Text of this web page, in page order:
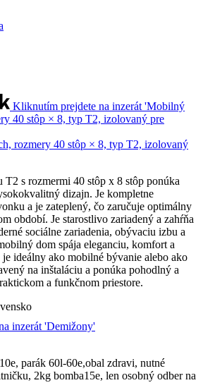
Kliknutím prejdete na inzerát 'Mobilný
40 stôp × 8, typ T2, izolovaný pre
rozmery 40 stôp × 8, typ T2, izolovaný
s rozmermi 40 stôp x 8 stôp ponúka
dizajn. Je kompletne
a je zateplený, čo zaručuje optimálny
období. Je starostlivo zariadený a zahŕňa
sociálne zariadenia, obývaciu izbu a
dom spája eleganciu, komfort a
ideálny ako mobilné bývanie alebo ako
na inštaláciu a ponúka pohodlný a
a funkčnom priestore.
inzerát 'Demižony'
parák 60l-60e,obal zdravi, nutné
2kg bomba15e, len osobný odber na